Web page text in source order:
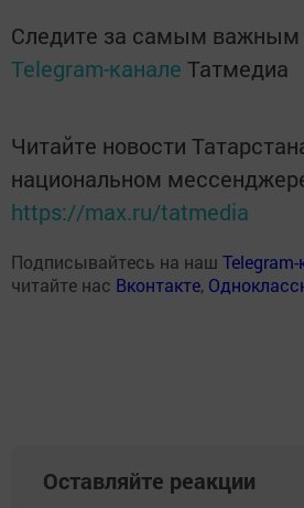
Следите за самым важным
Telegram-канале Татмедиа
Читайте новости
национальном
https://max.ru/tatmedia
Подписывайтесь на наш Telegram-
читайте нас Вконтакте,
Оставляйте реакции